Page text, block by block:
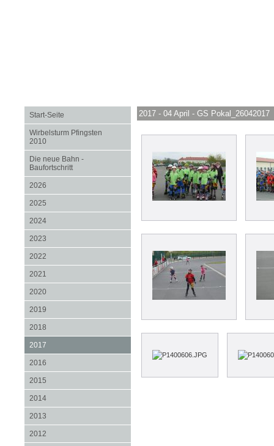
Start-Seite
Wirbelsturm Pfingsten
2010
Die neue Bahn -
Baufortschritt
2026
2025
2024
2023
2022
2021
2020
2019
2018
2017
2016
2015
2014
2013
2012
2017 - 04 April - GS Pokal_26042017